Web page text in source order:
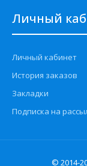
Личный
Личный кабинет
История заказов
Закладки
Подписка на
© 2014-